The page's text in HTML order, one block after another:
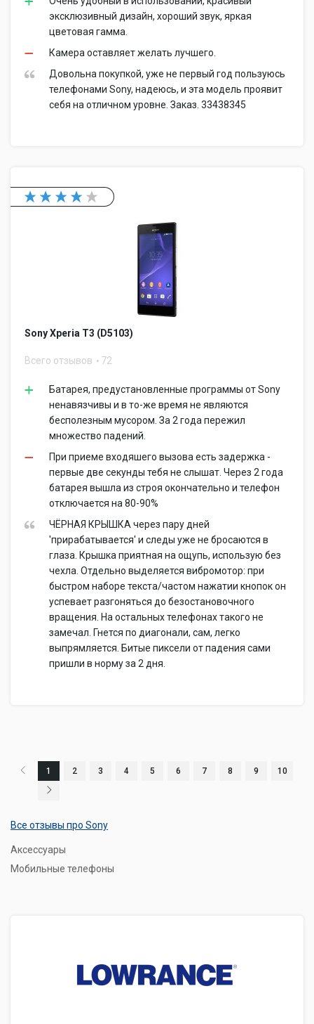
эксклюзивный дизайн, хороший звук, яркая
цветовая гамма.
Камера оставляет желать лучшего.
Довольна покупкой, уже не первый год пользуюсь
телефонами Sony, надеюсь, и эта модель проявит
себя на отличном уровне. Заказ. 33438345
Sony Xperia T3 (D5103)
Всего отзывов 72
Батарея, предустановленные программы от Sony
ненавязчивы и в то-же время не являются
бесполезным мусором. За 2 года пережил
множество падений.
При приеме входяшего вызова есть задержка -
первые две секунды тебя не слышат. Через 2 года
батарея вышла из строя окончательно и телефон
отключается на 80-90%
ЧЁРНАЯ КРЫШКА через пару дней
'прирабатывается' и следы уже не бросаются в
глаза. Крышка приятная на ощупь, использую без
чехла. Отдельно выделяется вибромотор: при
быстром наборе текста/частом нажатии кнопок он
успевает разгоняться до безостановочного
вращения. На остальных телефонах такого не
замечал. Гнется по диагонали, сам, легко
выпрямляется. Битые пиксели от падения сами
пришли в норму за 2 дня.
1 2 3 4 5 6 7 8 9 10
Все отзывы про Sony
Аксессуары
Мобильные телефоны